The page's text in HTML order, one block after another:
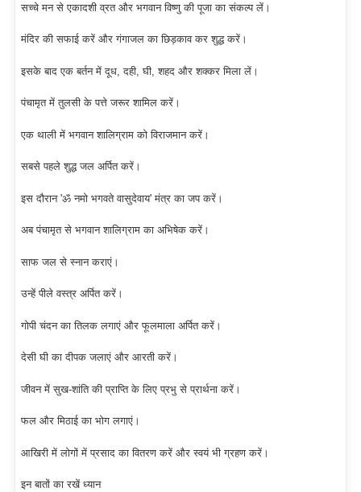
सच्चे मन से एकादशी व्रत और भगवान विष्णु की पूजा का संकल्प लें।
मंदिर की सफाई करें और गंगाजल का छिड़काव कर शुद्ध करें।
इसके बाद एक बर्तन में दूध, दही, घी, शहद और शक्कर मिला लें।
पंचामृत में तुलसी के पत्ते जरूर शामिल करें।
एक थाली में भगवान शालिग्राम को विराजमान करें।
सबसे पहले शुद्ध जल अर्पित करें।
इस दौरान 'ॐ नमो भगवते वासुदेवाय' मंत्र का जप करें।
अब पंचामृत से भगवान शालिग्राम का अभिषेक करें।
साफ जल से स्नान कराएं।
उन्हें पीले वस्त्र अर्पित करें।
गोपी चंदन का तिलक लगाएं और फूलमाला अर्पित करें।
देसी घी का दीपक जलाएं और आरती करें।
जीवन में सुख-शांति की प्राप्ति के लिए प्रभु से प्रार्थना करें।
फल और मिठाई का भोग लगाएं।
आखिरी में लोगों में प्रसाद का वितरण करें और स्वयं भी ग्रहण करें।
इन बातों का रखें ध्यान